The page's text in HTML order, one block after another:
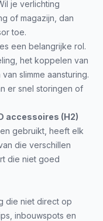
je verlichting
of magazijn, dan
toe.
een belangrijke rol.
het koppelen van
slimme aansturing.
er snel storingen of
accessoires (H2)
gebruikt, heeft elk
die verschillen
die niet goed
die niet direct op
inbouwspots en